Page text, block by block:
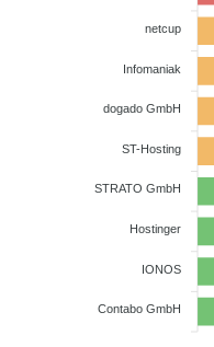
netcup
Infomaniak
dogado GmbH
ST-Hosting
STRATO GmbH
Hostinger
IONOS
Contabo GmbH